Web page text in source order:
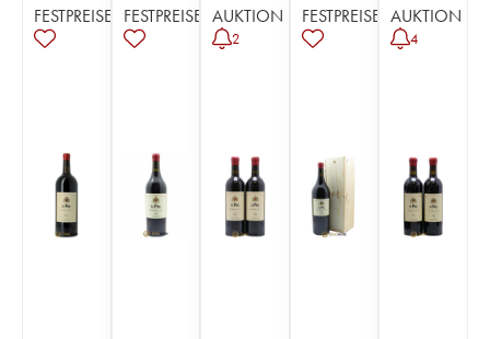
FESTPREISE FESTPREISE AUKTION
2
FESTPREISE AUKTION
4